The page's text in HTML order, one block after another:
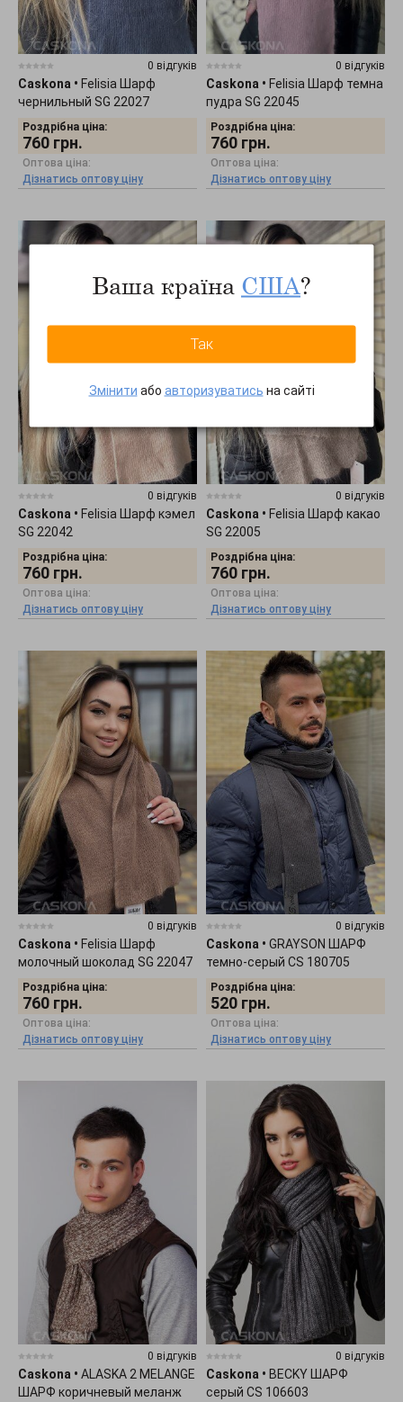
0 відгуків
Caskona • Felisia Шарф
чернильный SG 22027
Роздрібна ціна:
760 грн.
Оптова ціна:
Дізнатись оптову ціну
0 відгуків
Caskona • Felisia Шарф темна
пудра SG 22045
Роздрібна ціна:
760 грн.
Оптова ціна:
Дізнатись оптову ціну
0 відгуків
Caskona • Felisia Шарф кэмел
SG 22042
Роздрібна ціна:
760 грн.
Оптова ціна:
Дізнатись оптову ціну
0 відгуків
Caskona • Felisia Шарф какао
SG 22005
Роздрібна ціна:
760 грн.
Оптова ціна:
Дізнатись оптову ціну
0 відгуків
Caskona • Felisia Шарф
молочный шоколад SG 22047
Роздрібна ціна:
760 грн.
Оптова ціна:
Дізнатись оптову ціну
0 відгуків
Caskona • GRAYSON ШАРФ
темно-серый CS 180705
Роздрібна ціна:
520 грн.
Оптова ціна:
Дізнатись оптову ціну
0 відгуків
Caskona • ALASKA 2 MELANGE
ШАРФ коричневый меланж
0 відгуків
Caskona • BECKY ШАРФ
серый CS 106603
Ваша країна США?
Так
Змінити або авторизуватись на сайті